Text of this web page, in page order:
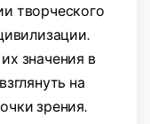
творческого
значения в
на
зрения.